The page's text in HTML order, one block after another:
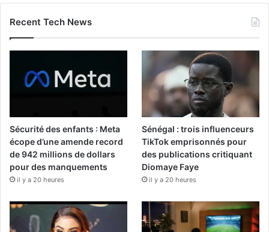
Recent Tech News
Sécurité des enfants : Meta
écope d’une amende record
de 942 millions de dollars
pour des manquements
il y a 20 heures
Sénégal : trois influenceurs
TikTok emprisonnés pour
des publications critiquant
Diomaye Faye
il y a 20 heures